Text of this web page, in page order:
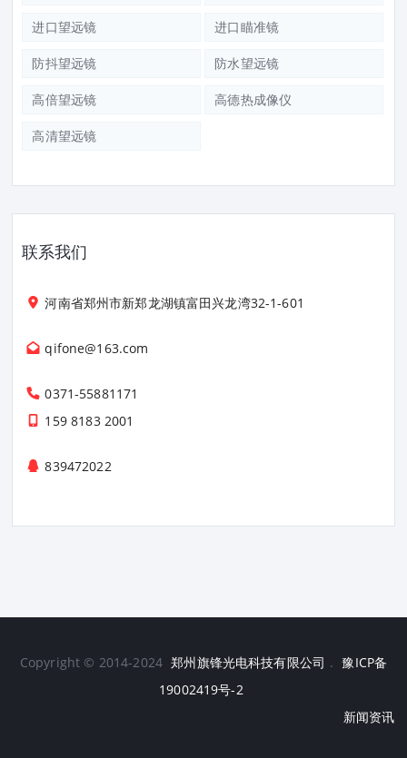
进口望远镜 进口瞄准镜
防抖望远镜 防水望远镜
高倍望远镜 高德热成像仪
高清望远镜
联系我们
河南省郑州市新郑龙湖镇富田兴龙湾32-1-601
qifone@163.com
0371-55881171
159 8183 2001
839472022
Copyright © 2014-2024 郑州旗锋光电科技有限公司 . 豫ICP备
19002419号-2
新闻资讯